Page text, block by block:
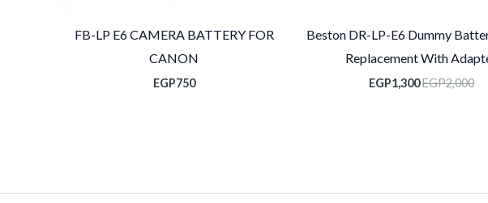
Beston DR-LP-E6 Dummy
Replacement With
EGP2,000
EGP1,300
FB-LP E6 CAMERA BATTERY FOR
CANON
EGP750